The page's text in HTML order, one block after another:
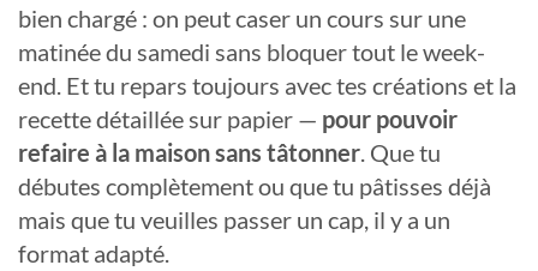
bien chargé : on peut caser un cours sur une
matinée du samedi sans bloquer tout le week-
end. Et tu repars toujours avec tes créations et la
recette détaillée sur papier — pour pouvoir
refaire à la maison sans tâtonner. Que tu
débutes complètement ou que tu pâtisses déjà
mais que tu veuilles passer un cap, il y a un
format adapté.